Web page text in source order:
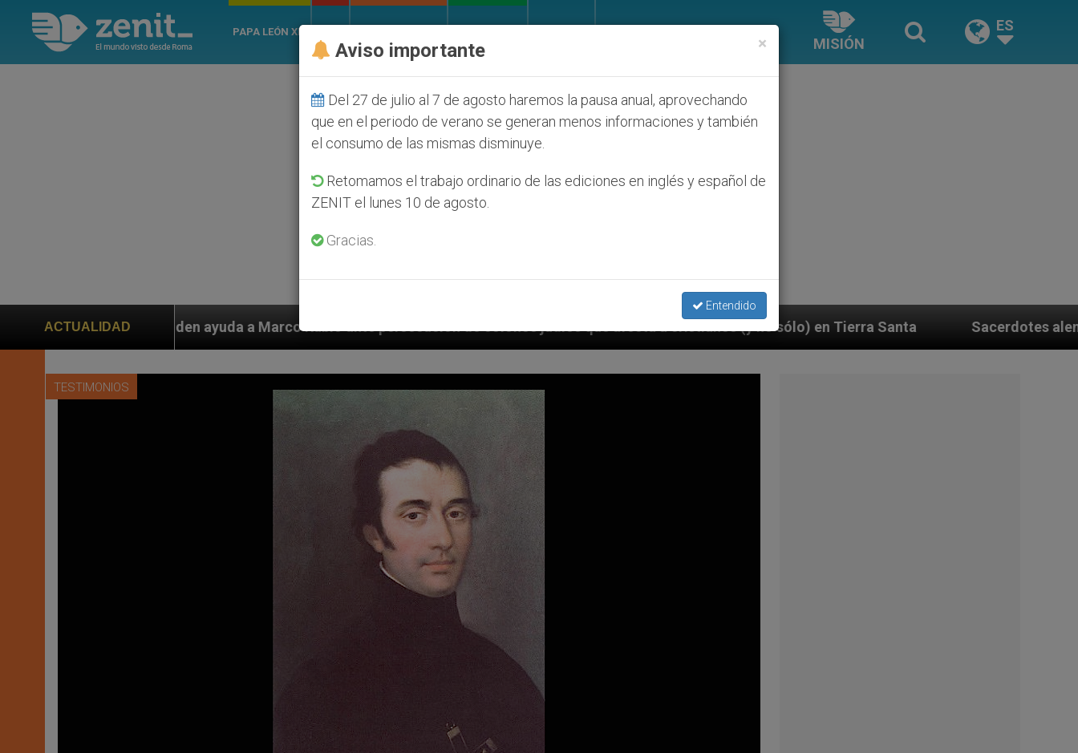
PAPA LEÓN XIV
MISIÓN
ES
ACTUALIDAD
ayuda a Marco Rubio ante persecución de colonos judíos que afecta a cristianos (y no sólo) en Tierra Santa Sacerdotes alemanes fieles al Papa
TESTIMONIOS
×
Aviso importante
Del 27 de julio al 7 de agosto haremos la pausa anual, aprovechando
que en el periodo de verano se generan menos informaciones y también
el consumo de las mismas disminuye.
Retomamos el trabajo ordinario de las ediciones en inglés y español de
ZENIT el lunes 10 de agosto.
Gracias.
Entendido